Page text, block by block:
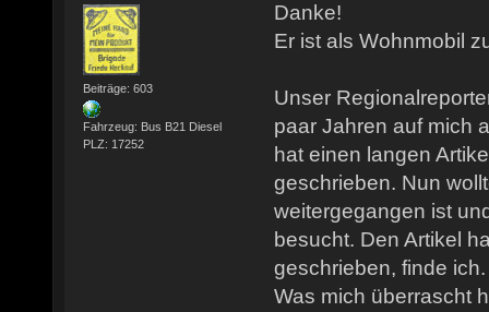
Beiträge: 603
Fahrzeug: Bus B21 Diesel
PLZ: 17252
Danke!
Er ist als Wohnmobil
Unser
paar Jahren auf mich
hat einen langen
geschrieben. Nun
weitergegangen ist
besucht. Den Artikel
geschrieben, finde ich.
Was mich überrascht